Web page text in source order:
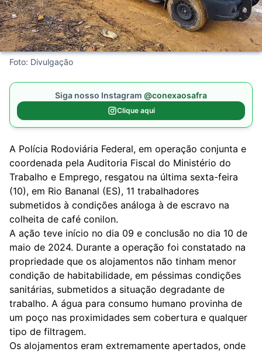
Foto: Divulgação
Siga nosso Instagram @conexaosafra
Clique aqui
A Polícia Rodoviária Federal, em operação conjunta e
coordenada pela Auditoria Fiscal do Ministério do
Trabalho e Emprego, resgatou na última sexta-feira
(10), em Rio Bananal (ES), 11 trabalhadores
submetidos à condições análoga à de escravo na
colheita de café conilon.
A ação teve início no dia 09 e conclusão no dia 10 de
maio de 2024. Durante a operação foi constatado na
propriedade que os alojamentos não tinham menor
condição de habitabilidade, em péssimas condições
sanitárias, submetidos a situação degradante de
trabalho. A água para consumo humano provinha de
um poço nas proximidades sem cobertura e qualquer
tipo de filtragem.
Os alojamentos eram extremamente apertados, onde